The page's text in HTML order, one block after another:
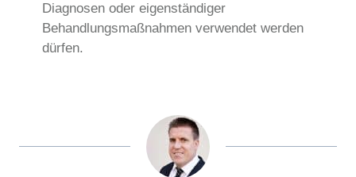
Diagnosen oder eigenständiger
Behandlungsmaßnahmen verwendet werden
dürfen.